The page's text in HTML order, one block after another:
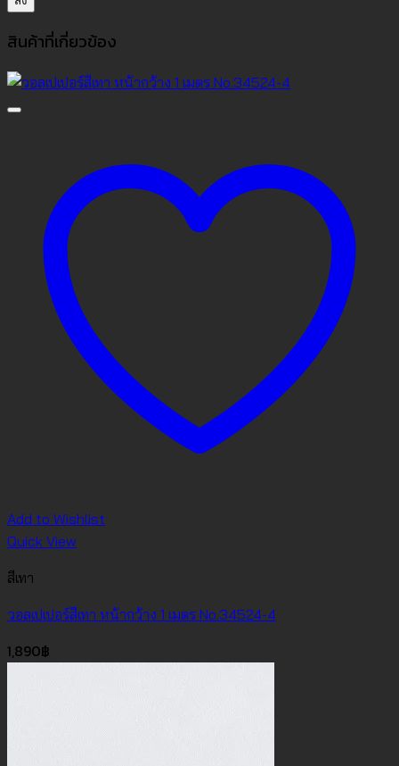
สินค้าที่เกี่ยวข้อง
Add to Wishlist
Quick View
สีเทา
วอลเปเปอร์สีเทา หน้ากว้าง 1 เมตร No.34524-4
1,890฿